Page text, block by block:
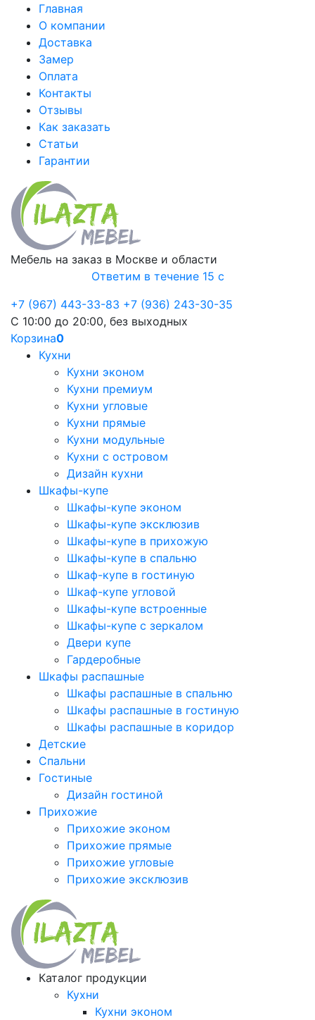
Главная
О компании
Доставка
Замер
Оплата
Контакты
Отзывы
Как заказать
Статьи
Гарантии
Мебель на заказ в Москве и области
Ответим в течение 15 с
+7 (967) 443-33-83 +7 (936) 243-30-35
С 10:00 до 20:00, без выходных
Корзина0
Кухни
Кухни эконом
Кухни премиум
Кухни угловые
Кухни прямые
Кухни модульные
Кухни с островом
Дизайн кухни
Шкафы-купе
Шкафы-купе эконом
Шкафы-купе эксклюзив
Шкафы-купе в прихожую
Шкафы-купе в спальню
Шкаф-купе в гостиную
Шкаф-купе угловой
Шкафы-купе встроенные
Шкафы-купе с зеркалом
Двери купе
Гардеробные
Шкафы распашные
Шкафы распашные в спальню
Шкафы распашные в гостиную
Шкафы распашные в коридор
Детские
Спальни
Гостиные
Дизайн гостиной
Прихожие
Прихожие эконом
Прихожие прямые
Прихожие угловые
Прихожие эксклюзив
Каталог продукции
Кухни
Кухни эконом